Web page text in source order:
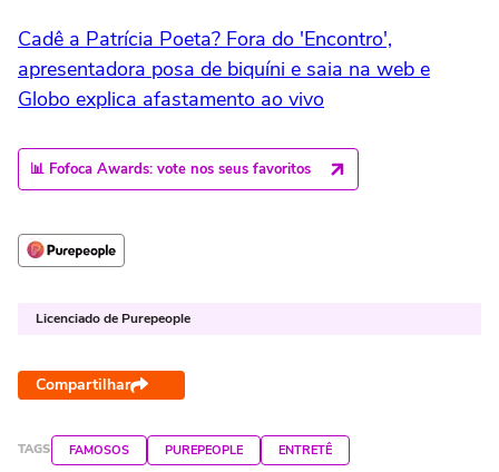
Cadê a Patrícia Poeta? Fora do 'Encontro',
apresentadora posa de biquíni e saia na web e
Globo explica afastamento ao vivo
📊 Fofoca Awards: vote nos seus favoritos
Licenciado de Purepeople
Compartilhar
TAGS FAMOSOS PUREPEOPLE ENTRETÊ